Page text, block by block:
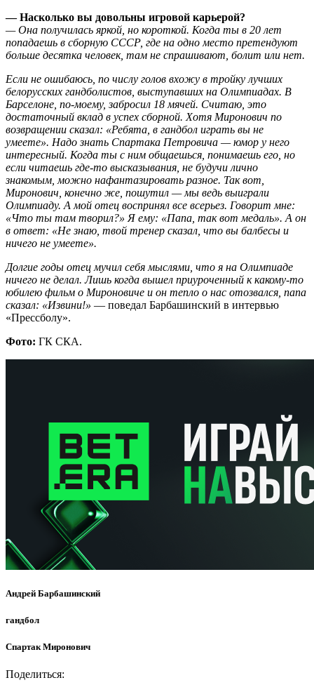
— Насколько вы довольны игровой карьерой?
— Она получилась яркой, но короткой. Когда ты в 20 лет
попадаешь в сборную СССР, где на одно место претендуют
больше десятка человек, там не спрашивают, болит или нет.
Если не ошибаюсь, по числу голов вхожу в тройку лучших
белорусских гандболистов, выступавших на Олимпиадах. В
Барселоне, по-моему, забросил 18 мячей. Считаю, это
достаточный вклад в успех сборной. Хотя Миронович по
возвращении сказал: «Ребята, в гандбол играть вы не
умеете». Надо знать Спартака Петровича — юмор у него
интересный. Когда ты с ним общаешься, понимаешь его, но
если читаешь где-то высказывания, не будучи лично
знакомым, можно нафантазировать разное. Так вот,
Миронович, конечно же, пошутил — мы ведь выиграли
Олимпиаду. А мой отец воспринял все всерьез. Говорит мне:
«Что ты там творил?» Я ему: «Папа, так вот медаль». А он
в ответ: «Не знаю, твой тренер сказал, что вы балбесы и
ничего не умеете».
Долгие годы отец мучил себя мыслями, что я на Олимпиаде
ничего не делал. Лишь когда вышел приуроченный к какому-то
юбилею фильм о Мироновиче и он тепло о нас отозвался, папа
сказал: «Извини!» — поведал Барбашинский в интервью
«Прессболу».
Фото: ГК СКА.
Андрей Барбашинский
гандбол
Спартак Миронович
Поделиться: